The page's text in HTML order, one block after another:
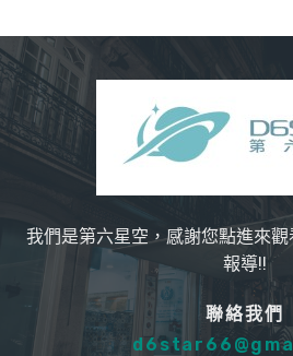
我們是第六星空，感謝您點進來
報導!!
聯絡我們